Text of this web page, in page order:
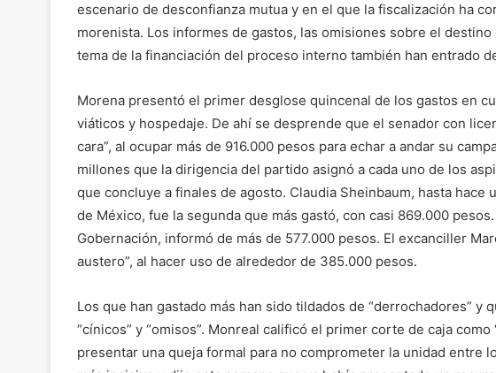
escenario de desconfianza mutua y en el que la fiscalización ha
morenista. Los informes de gastos, las omisiones sobre el
tema de la financiación del proceso interno también han entrado
Morena presentó el primer desglose quincenal de los gastos en
viáticos y hospedaje. De ahí se desprende que el senador con
cara”, al ocupar más de 916.000 pesos para echar a andar su
millones que la dirigencia del partido asignó a cada uno de los
que concluye a finales de agosto. Claudia Sheinbaum, hasta hace
de México, fue la segunda que más gastó, con casi 869.000
Gobernación, informó de más de 577.000 pesos. El excanciller
austero”, al hacer uso de alrededor de 385.000 pesos.
Los que han gastado más han sido tildados de “derrochadores” y
“cínicos” y “omisos”. Monreal calificó el primer corte de caja
presentar una queja formal para no comprometer la unidad entre